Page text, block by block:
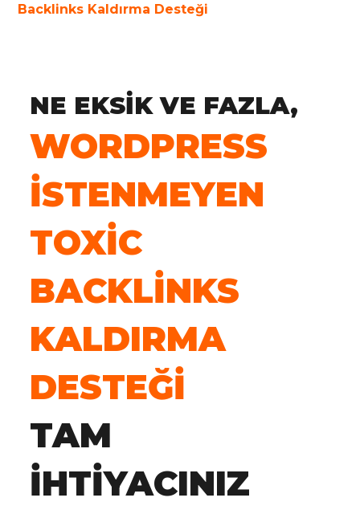
Backlinks Kaldırma Desteği
NE EKSIK VE FAZLA,
WORDPRESS
İSTENMEYEN
TOXIC
BACKLINKS
KALDIRMA
DESTEĞI
TAM
IHTIYACINIZ